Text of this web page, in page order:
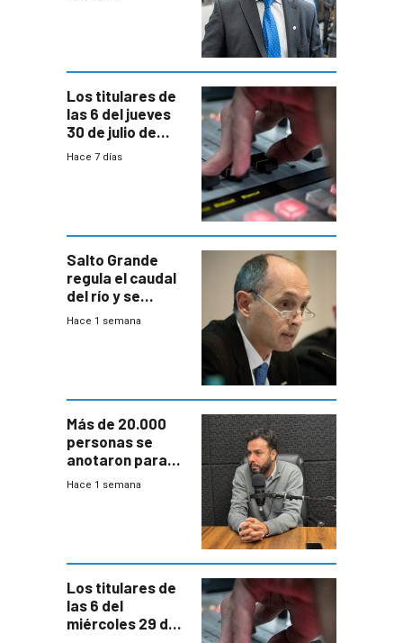
Los titulares de
las 6 del jueves
30 de julio de
2026
Hace 7 días
Salto Grande
regula el caudal
del río y se
prepara para un
Hace 1 semana
Más de 20.000
personas se
anotaron para
las pruebas
Hace 1 semana
Los titulares de
las 6 del
miércoles 29 de